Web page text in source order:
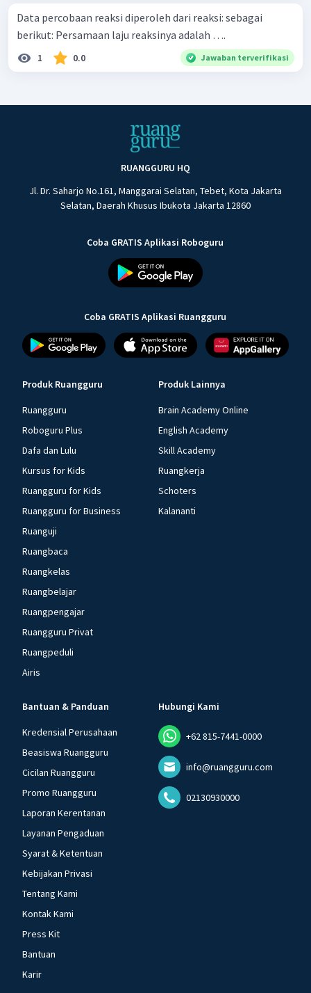
Data percobaan reaksi diperoleh dari reaksi: sebagai
berikut: Persamaan laju reaksinya adalah ….
1 0.0 Jawaban terverifikasi
RUANGGURU HQ
Jl. Dr. Saharjo No.161, Manggarai Selatan, Tebet, Kota Jakarta
Selatan, Daerah Khusus Ibukota Jakarta 12860
Coba GRATIS Aplikasi Roboguru
Coba GRATIS Aplikasi Ruangguru
Produk Ruangguru
Ruangguru
Roboguru Plus
Dafa dan Lulu
Kursus for Kids
Ruangguru for Kids
Ruangguru for Business
Ruanguji
Ruangbaca
Ruangkelas
Ruangbelajar
Ruangpengajar
Ruangguru Privat
Ruangpeduli
Airis
Produk Lainnya
Brain Academy Online
English Academy
Skill Academy
Ruangkerja
Schoters
Kalananti
Bantuan & Panduan
Kredensial Perusahaan
Beasiswa Ruangguru
Cicilan Ruangguru
Promo Ruangguru
Laporan Kerentanan
Layanan Pengaduan
Syarat & Ketentuan
Kebijakan Privasi
Tentang Kami
Kontak Kami
Press Kit
Bantuan
Karir
Hubungi Kami
+62 815-7441-0000
info@ruangguru.com
02130930000